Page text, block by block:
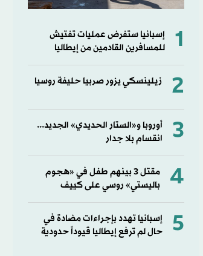
1
إسبانيا ستفرض عمليات تفتيش
للمسافرين القادمين من إيطاليا
2 زيلينسكي يزور صربيا حليفة روسيا
3
أوروبا و«الستار الحديدي» الجديد...
انقسام بلا جدار
4
مقتل 3 بينهم طفل في «هجوم
باليستي» روسي على كييف
5
إسبانيا تهدد بإجراءات مضادة في
حال لم ترفع إيطاليا قيوداً حدودية